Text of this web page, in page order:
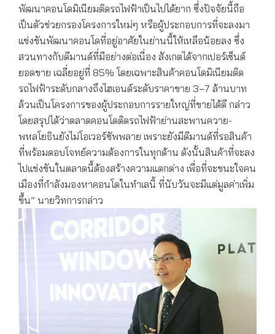
พัฒนาคอนโดมิเนียมติดรถไฟฟ้าเป็นไปได้ยาก ซึ่งปัจจัยนี้ถือ
เป็นตัวช่วยกรองโครงการใหม่ๆ หรือผู้ประกอบการที่จะลงมา
แข่งขันพัฒนาคอนโดที่อยู่อาศัยในย่านนี้ให้เหลือน้อยลง ซึ่ง
สวนทางกับดีมานด์ที่มีอย่างต่อเนื่อง สังเกตได้จากเปอร์เซ็นต์
ยอดขาย เฉลี่ยอยู่ที่ 85% โดยเฉพาะสินค้าคอนโดมิเนียมติด
รถไฟฟ้าระดับกลางถึงไฮเอนด์ระดับราคาขาย 3–7 ล้านบาท
ล้วนเป็นโครงการของผู้ประกอบการรายใหญ่ที่ขายได้ดี กล่าว
โดยสรุปได้ว่าตลาดคอนโดติดรถไฟฟ้าย่านสะพานควาย-
พหลโยธินยังไม่โอเวอร์ซัพพลาย เพราะยังมีดีมานด์ที่รอสินค้า
ที่พร้อมตอบโจทย์ความต้องการในทุกด้าน ดังนั้นสินค้าที่จะลง
ไปแข่งขันในตลาดนี้ต้องสร้างความแตกต่าง เพื่อที่จะชนะใจคน
เมืองที่กำลังมองหาคอนโดในทำเลนี้ ที่นับวันจะมีแต่มูลค่าเพิ่ม
ขึ้น” นายวิทการกล่าว